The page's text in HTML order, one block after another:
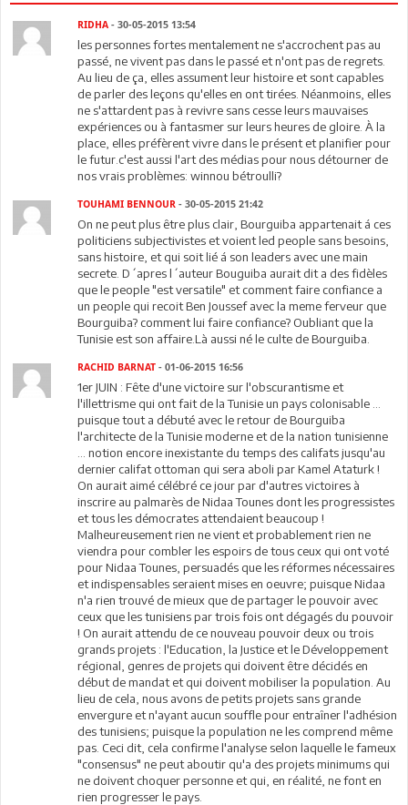
RIDHA - 30-05-2015 13:54
les personnes fortes mentalement ne s'accrochent pas au
passé, ne vivent pas dans le passé et n'ont pas de regrets.
Au lieu de ça, elles assument leur histoire et sont capables
de parler des leçons qu'elles en ont tirées. Néanmoins, elles
ne s'attardent pas à revivre sans cesse leurs mauvaises
expériences ou à fantasmer sur leurs heures de gloire. À la
place, elles préfèrent vivre dans le présent et planifier pour
le futur.c'est aussi l'art des médias pour nous détourner de
nos vrais problèmes: winnou bétroulli?
TOUHAMI BENNOUR - 30-05-2015 21:42
On ne peut plus être plus clair, Bourguiba appartenait á ces
politiciens subjectivistes et voient led people sans besoins,
sans histoire, et qui soit lié á son leaders avec une main
secrete. D´apres l´auteur Bouguiba aurait dit a des fidèles
que le people "est versatile" et comment faire confiance a
un people qui recoit Ben Joussef avec la meme ferveur que
Bourguiba? comment lui faire confiance? Oubliant que la
Tunisie est son affaire.Là aussi né le culte de Bourguiba.
RACHID BARNAT - 01-06-2015 16:56
1er JUIN : Fête d'une victoire sur l'obscurantisme et
l'illettrisme qui ont fait de la Tunisie un pays colonisable ...
puisque tout a débuté avec le retour de Bourguiba
l'architecte de la Tunisie moderne et de la nation tunisienne
... notion encore inexistante du temps des califats jusqu'au
dernier califat ottoman qui sera aboli par Kamel Ataturk !
On aurait aimé célébré ce jour par d'autres victoires à
inscrire au palmarès de Nidaa Tounes dont les progressistes
et tous les démocrates attendaient beaucoup !
Malheureusement rien ne vient et probablement rien ne
viendra pour combler les espoirs de tous ceux qui ont voté
pour Nidaa Tounes, persuadés que les réformes nécessaires
et indispensables seraient mises en oeuvre; puisque Nidaa
n'a rien trouvé de mieux que de partager le pouvoir avec
ceux que les tunisiens par trois fois ont dégagés du pouvoir
! On aurait attendu de ce nouveau pouvoir deux ou trois
grands projets : l'Education, la Justice et le Développement
régional, genres de projets qui doivent être décidés en
début de mandat et qui doivent mobiliser la population. Au
lieu de cela, nous avons de petits projets sans grande
envergure et n'ayant aucun souffle pour entraîner l'adhésion
des tunisiens; puisque la population ne les comprend même
pas. Ceci dit, cela confirme l'analyse selon laquelle le fameux
"consensus" ne peut aboutir qu'a des projets minimums qui
ne doivent choquer personne et qui, en réalité, ne font en
rien progresser le pays.